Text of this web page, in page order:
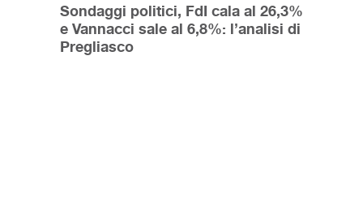
Sondaggi politici, FdI cala al 26,3%
e Vannacci sale al 6,8%: l’analisi di
Pregliasco